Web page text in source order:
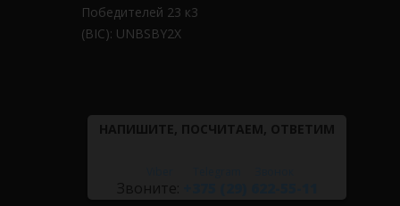
Победителей 23 к3
(BIC): UNBSBY2X
НАПИШИТЕ, ПОСЧИТАЕМ, ОТВЕТИМ
Звоните: